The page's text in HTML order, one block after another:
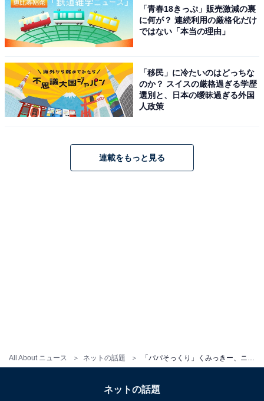
All About ニュース ネットの話題
「青春18きっぷ」販売激減の裏
に何が？ 連続利用の厳格化だけ
ではない「本当の理由」
「移民」に冷たいのはどっちな
のか？ スイスの厳格過ぎる学歴
選別と、日本の曖昧過ぎる外国
人政策
連載をもっと見る
ネットの話題